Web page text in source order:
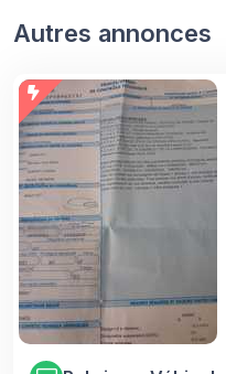
Autres annonces